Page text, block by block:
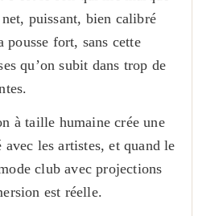
puissant, bien calibré
pousse fort, sans cette
qu’on subit dans trop de
à taille humaine crée une
les artistes, et quand le
club avec projections
est réelle.